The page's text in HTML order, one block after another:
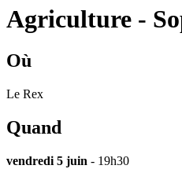
Agriculture -
Où
Le Rex
Quand
vendredi 5 juin - 19h30